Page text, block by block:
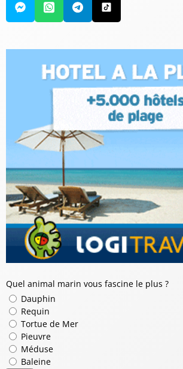
Quel animal marin vous fascine le plus ?
Dauphin
Requin
Tortue de Mer
Pieuvre
Méduse
Baleine